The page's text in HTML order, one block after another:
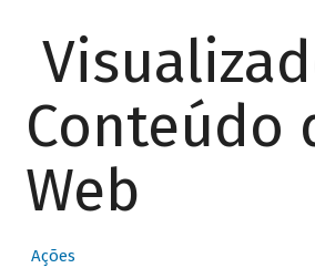
Conteúdo
Web
Ações